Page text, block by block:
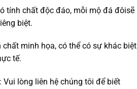
tính chất độc đáo, mỗi mộ đá đôisẽ
biệt.
minh họa, có thể có sự khác biệt
tế.
lòng liên hệ chúng tôi để biết